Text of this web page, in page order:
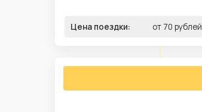
Цена поездки: от 70 рублей